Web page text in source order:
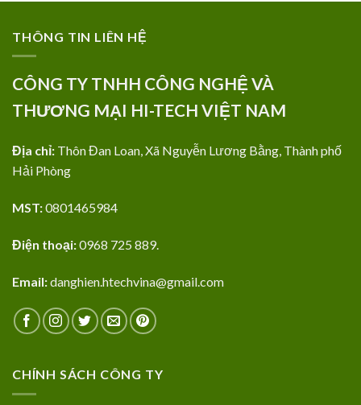
THÔNG TIN LIÊN HỆ
CÔNG TY TNHH CÔNG NGHỆ VÀ
THƯƠNG MẠI HI-TECH VIỆT NAM
Địa chỉ: Thôn Đan Loan, Xã Nguyễn Lương Bằng, Thành phố
Hải Phòng
MST:0801465984
Điện thoại:0968 725 889.
Email:danghien.htechvina@gmail.com
CHÍNH SÁCH CÔNG TY